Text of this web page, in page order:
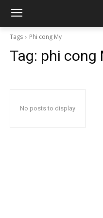
Tags Phi cong My
Tag: phi cong
No posts to display